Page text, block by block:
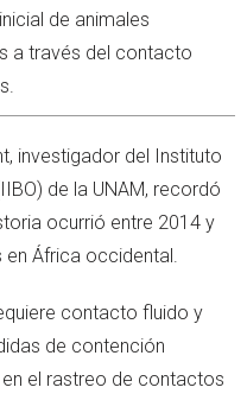
de animales
a través del contacto
investigador del Instituto
de la UNAM, recordó
ocurrió entre 2014 y
África occidental.
contacto fluido y
de contención
el rastreo de contactos